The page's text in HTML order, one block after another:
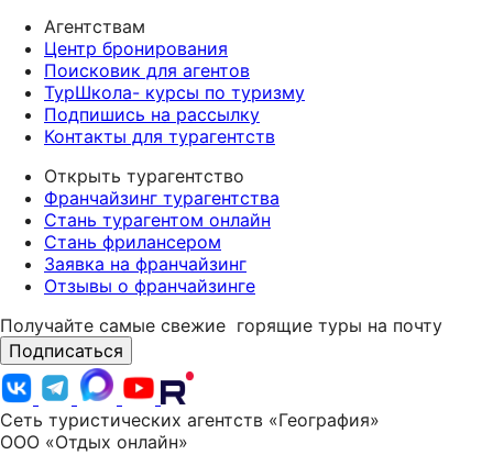
Агентствам
Центр бронирования
Поисковик для агентов
ТурШкола- курсы по туризму
Подпишись на рассылку
Контакты для турагентств
Открыть турагентство
Франчайзинг турагентства
Стань турагентом онлайн
Стань фрилансером
Заявка на франчайзинг
Отзывы о франчайзинге
Получайте самые свежие горящие туры на почту
Подписаться
Сеть туристических агентств «География»
ООО «Отдых онлайн»